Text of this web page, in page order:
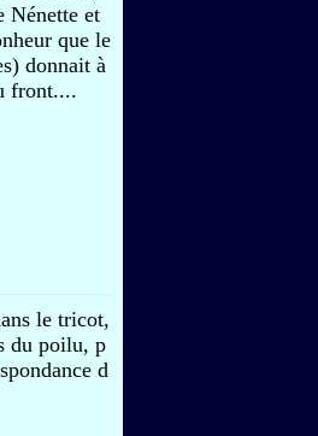
Nénette et
que le
donnait à
front....
le tricot,
du poilu, p
d